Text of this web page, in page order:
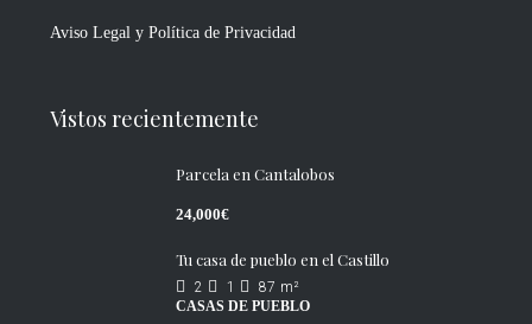
Aviso Legal y Política de Privacidad
Vistos recientemente
Parcela en Cantalobos
24,000€
Tu casa de pueblo en el Castillo
2 1 87 m²
CASAS DE PUEBLO